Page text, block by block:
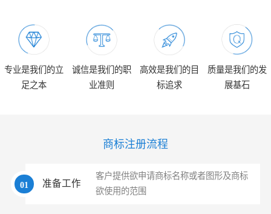
专业是我们的立
足之本
诚信是我们的职
业准则
高效是我们的目
标追求
质量是我们的发
展基石
商标注册流程
01 准备工作
客户提供欲申请商标名称或者图形及商标
欲使用的范围